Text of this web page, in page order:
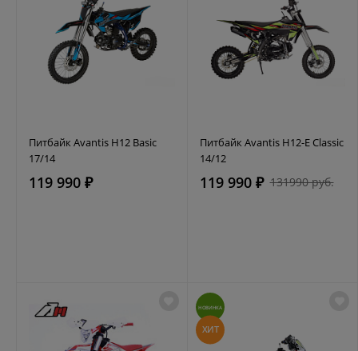
Питбайк Avantis H12 Basic
17/14
119 990 ₽
Питбайк Avantis H12-E Classic
14/12
119 990 ₽ 131990 руб.
НОВИНКА
ХИТ